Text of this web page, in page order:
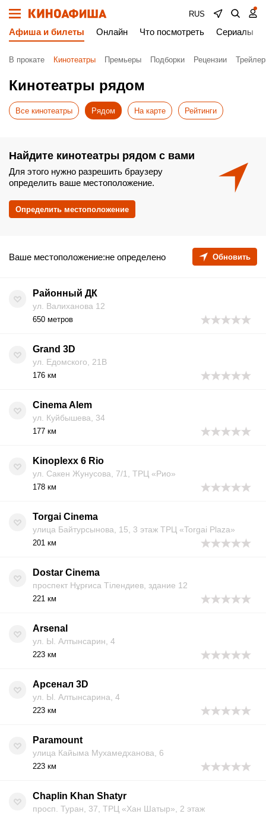
RUS
Афиша и билеты Онлайн Что посмотреть Сериалы
В прокате Кинотеатры Премьеры Подборки Рецензии
Кинотеатры рядом
Все кинотеатры Рядом На карте Рейтинги
Найдите кинотеатры рядом с вами
Для этого нужно разрешить браузеру
определить ваше местоположение.
Определить местоположение
Ваше местоположение:не определено Обновить
Районный ДК
ул. Валиханова 12
650 метров
Grand 3D
ул. Едомского, 21В
176 км
Cinema Alem
ул. Куйбышева, 34
177 км
Kinoplexx 6 Rio
ул. Сакен Жунусова, 7/1, ТРЦ «Рио»
178 км
Torgai Cinema
улица Байтурсынова, 15, 3 этаж ТРЦ «Torgai Plaza»
201 км
Dostar Cinema
проспект Нұрғиса Тілендиев, здание 12
221 км
Arsenal
ул. Ы. Алтынсарин, 4
223 км
Арсенал 3D
ул. Ы. Алтынсарина, 4
223 км
Paramount
улица Кайыма Мухамедханова, 6
223 км
Chaplin Khan Shatyr
просп. Туран, 37, ТРЦ «Хан Шатыр», 2 этаж